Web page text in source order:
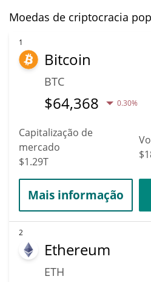
Moedas de criptocracia
1
Bitcoin
BTC
$64,368 0.30%
Capitalização de
mercado
$1.29T
Mais informação
2
Ethereum
ETH